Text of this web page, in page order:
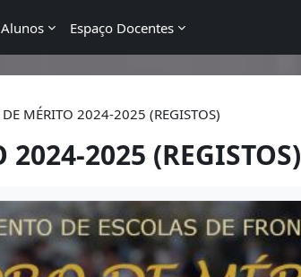
Espaço Docentes
MÉRITO 2024-2025 (REGISTOS)
2025 (REGISTOS)